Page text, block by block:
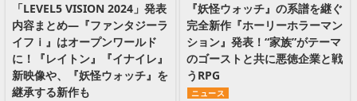
「LEVEL5 VISION 2024」発表
内容まとめ―『ファンタジーラ
イフｉ』はオープンワールド
に！『レイトン』『イナイレ』
新映像や、『妖怪ウォッチ』を
継承する新作も
『妖怪ウォッチ』の系譜を継ぐ
完全新作『ホーリーホラーマン
ション』発表！“家族”がテーマ
のゴーストと共に悪徳企業と戦
うRPG
ニュース